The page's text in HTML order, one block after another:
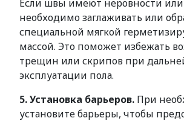
Если швы имеют неровности
необходимо заглаживать или
специальной мягкой
массой. Это поможет избежать
трещин или скрипов при
эксплуатации пола.
5. Установка барьеров. При
установите барьеры, чтобы